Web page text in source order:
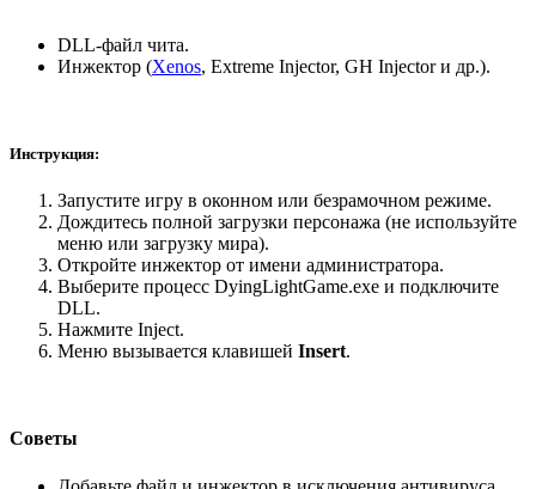
DLL-файл чита.
Инжектор (Xenos, Extreme Injector, GH Injector и др.).
Инструкция:
Запустите игру в оконном или безрамочном режиме.
Дождитесь полной загрузки персонажа (не используйте
меню или загрузку мира).
Откройте инжектор от имени администратора.
Выберите процесс DyingLightGame.exe и подключите
DLL.
Нажмите Inject.
Меню вызывается клавишей Insert.
Советы